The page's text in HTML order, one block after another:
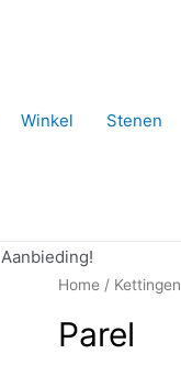
Winkel Stenen
Aanbieding!
Home / Kettingen
Parel